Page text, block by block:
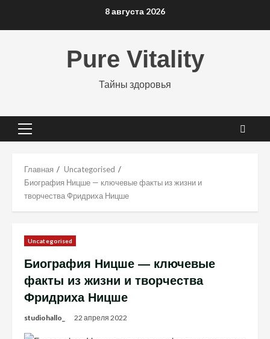
8 августа 2026
Pure Vitality
Тайны здоровья
Основное
Главная
Uncategorised
Биография Ницше — ключевые факты из жизни и
творчества Фридриха Ницше
Uncategorised
Биография Ницше — ключевые
факты из жизни и творчества
Фридриха Ницше
studiohallo_ 22 апреля 2022